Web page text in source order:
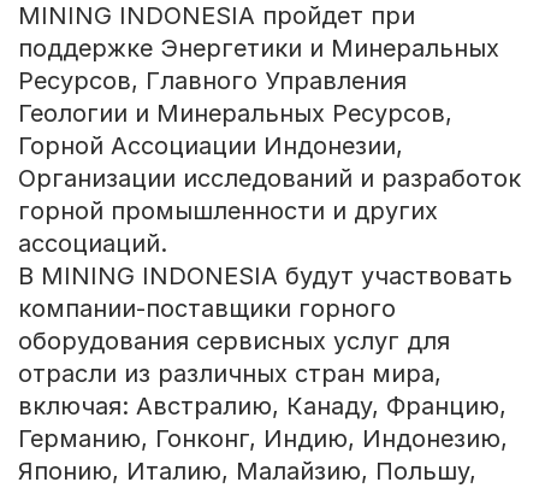
MINING INDONESIA пройдет при
поддержке Энергетики и Минеральных
Ресурсов, Главного Управления
Геологии и Минеральных Ресурсов,
Горной Ассоциации Индонезии,
Организации исследований и разработок
горной промышленности и других
ассоциаций.
В MINING INDONESIA будут участвовать
компании-поставщики горного
оборудования сервисных услуг для
отрасли из различных стран мира,
включая: Австралию, Канаду, Францию,
Германию, Гонконг, Индию, Индонезию,
Японию, Италию, Малайзию, Польшу,